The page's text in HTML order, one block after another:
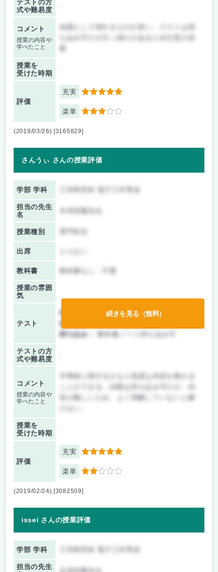
テストの方
式や難易度
コメント
授業の内容や
学べたこと
知識として得れるものが多い。テストは持
ち込み可だが引っ掛けがあるため注意が必
授業を
受けた時期
評価
充実 5
楽単 3
(2019/03/26) [3165829]
さんうぃ さんの授業評価
学部 学科
担当の先生
名
木本恒暢先生
授業種別
出席
教科書 教科書なし・不要
授業の雰囲
気
テスト
前期/中間：
レポートのみ
後期/期末：
持ち込み：
教科書ノート持ち込み可
テストの方
式や難易度
コメント
授業の内容や
学べたこと
容が難しいため、よく理解していないと解
授業を
受けた時期
評価
充実 5
楽単 2
続きを見る（無料）
(2019/02/24) [3082509]
issei さんの授業評価
学部 学科
担当の先生